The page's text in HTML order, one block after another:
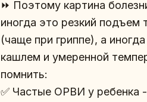
⏩️ Поэтому картина
иногда это резкий подъем
(чаще при гриппе), а
кашлем и умеренной
помнить:
✅ Частые ОРВИ у ребенка -